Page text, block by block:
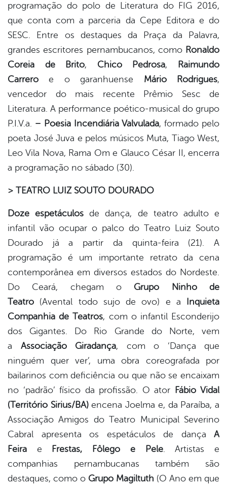
programação do polo de Literatura do FIG 2016,
que conta com a parceria da Cepe Editora e do
SESC. Entre os destaques da Praça da Palavra,
grandes escritores pernambucanos, como Ronaldo
Coreia de Brito, Chico Pedrosa, Raimundo
Carreroe o garanhuense Mário Rodrigues,
vencedor do mais recente Prêmio Sesc de
Literatura. A performance poético-musical do grupo
P.I.V.a. – Poesia Incendiária Valvulada, formado pelo
poeta José Juva e pelos músicos Muta, Tiago West,
Leo Vila Nova, Rama Om e Glauco César II, encerra
a programação no sábado (30).
> TEATRO LUIZ SOUTO DOURADO
Doze espetáculos de dança, de teatro adulto e
infantil vão ocupar o palco do Teatro Luiz Souto
Dourado já a partir da quinta-feira (21). A
programação é um importante retrato da cena
contemporânea em diversos estados do Nordeste.
Do Ceará, chegam o Grupo Ninho de
Teatro (Avental todo sujo de ovo) e a Inquieta
Companhia de Teatros, com o infantil Esconderijo
dos Gigantes. Do Rio Grande do Norte, vem
a Associação Giradança, com o ‘Dança que
ninguém quer ver’, uma obra coreografada por
bailarinos com deficiência ou que não se encaixam
no ‘padrão’ físico da profissão. O ator Fábio Vidal
(Território Sirius/BA)encena Joelma e, da Paraíba, a
Associação Amigos do Teatro Municipal Severino
Cabral apresenta os espetáculos de dança A
Feira e Frestas, Fôlego e Pele. Artistas e
companhias pernambucanas também são
destaques, como o Grupo Magiltuth (O Ano em que